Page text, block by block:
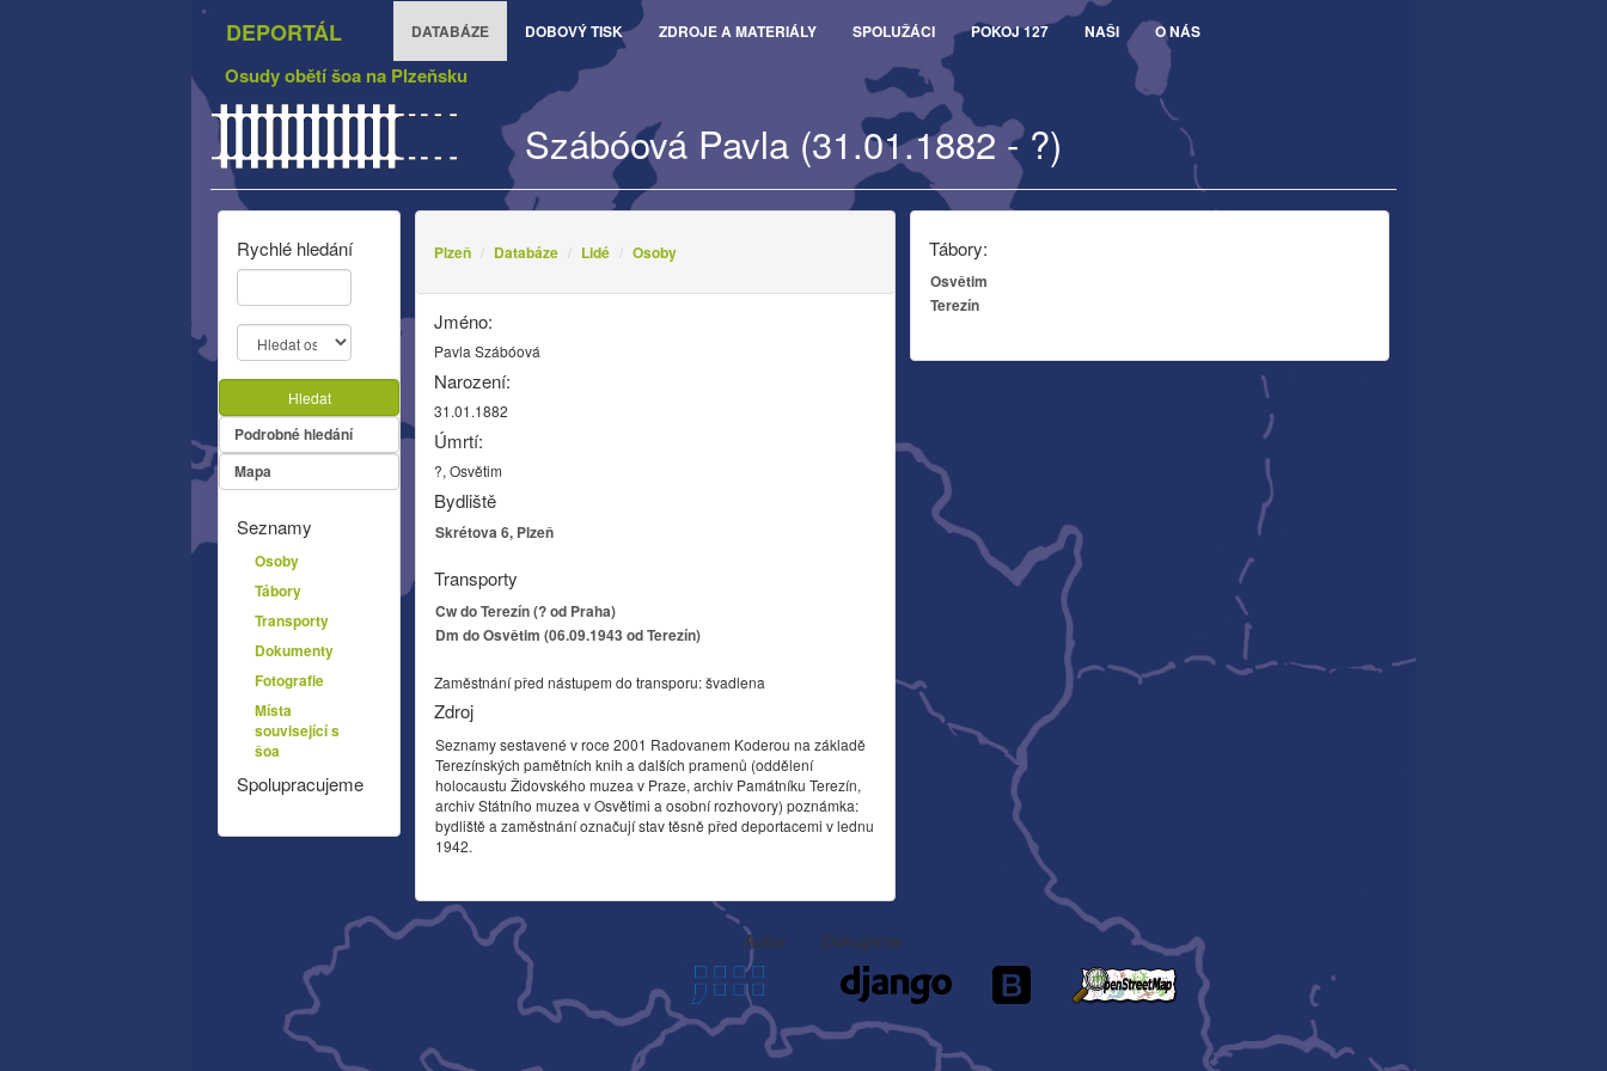
DEPORTÁL DATABÁZE DOBOVÝ TISK ZDROJE A MATERIÁLY SPOLUŽÁCI POKOJ 127 NAŠI O NÁS
Osudy obětí šoa na Plzeňsku
Szábóová Pavla (31.01.1882 - ?)
Tábory:
Osvětim
Terezín
Plzeň Databáze Lidé Osoby
Jméno:
Pavla Szábóová
Narození:
31.01.1882
Úmrtí:
?, Osvětim
Bydliště
Skrétova 6, Plzeň
Transporty
Cw do Terezín (? od Praha)
Dm do Osvětim (06.09.1943 od Terezín)
Zaměstnání před nástupem do transporu: švadlena
Zdroj
Seznamy sestavené v roce 2001 Radovanem Koderou na základě
Terezínských pamětních knih a dalších pramenů (oddělení
holocaustu Židovského muzea v Praze, archiv Památníku Terezín,
archiv Státního muzea v Osvětimi a osobní rozhovory) poznámka:
bydliště a zaměstnání označují stav těsně před deportacemi v lednu
1942.
Rychlé hledání
Hledat
Podrobné hledání
Mapa
Seznamy
Osoby
Tábory
Transporty
Dokumenty
Fotografie
Místa
související s
šoa
Spolupracujeme
Autor Děkujeme